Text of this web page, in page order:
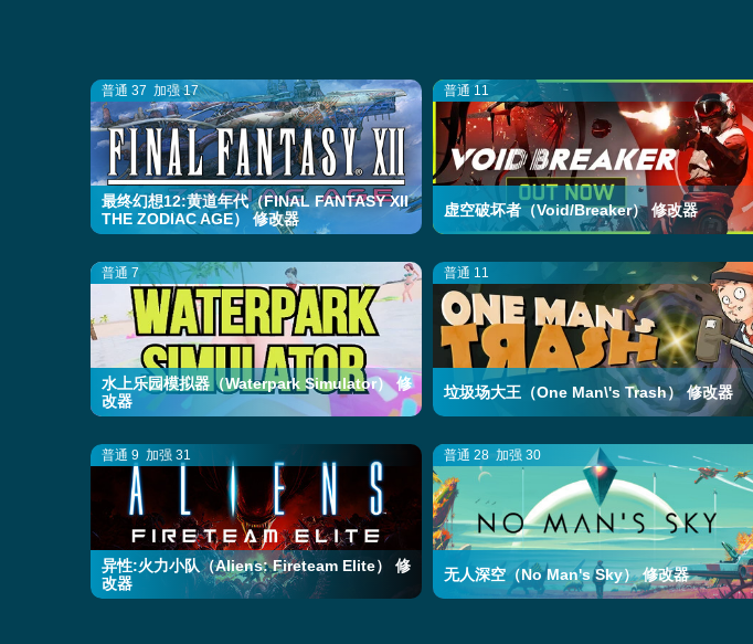
普通 37 加强 17
最终幻想12:黄道年代（FINAL FANTASY XII
THE ZODIAC AGE） 修改器
普通 11
虚空破坏者（Void/Breaker） 修改器
普通 7
水上乐园模拟器（Waterpark Simulator） 修
改器
普通 11
垃圾场大王（One Man\'s Trash） 修改器
普通 9 加强 31
异性:火力小队（Aliens: Fireteam Elite） 修
改器
普通 28 加强 30
无人深空（No Man's Sky） 修改器